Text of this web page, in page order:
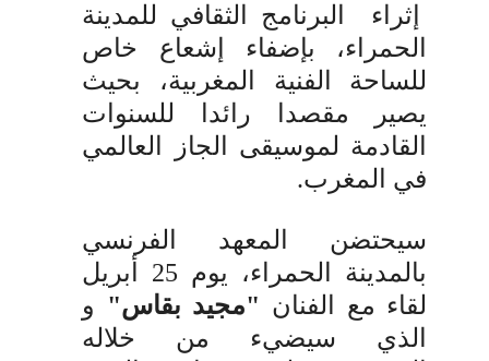
إثراء البرنامج الثقافي للمدينة
الحمراء، بإضفاء إشعاع خاص
للساحة الفنية المغربية، بحيث
يصير مقصدا رائدا للسنوات
القادمة لموسيقى الجاز العالمي
في المغرب.
سيحتضن المعهد الفرنسي
بالمدينة الحمراء، يوم 25 أبريل
لقاء مع الفنان "مجيد بقاس" و
الذي سيضيء من خلاله